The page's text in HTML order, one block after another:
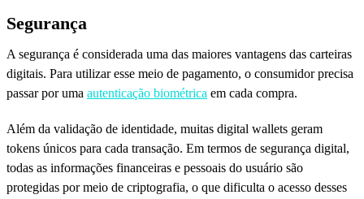
Segurança
A segurança é considerada uma das maiores vantagens das carteiras
digitais. Para utilizar esse meio de pagamento, o consumidor precisa
passar por uma autenticação biométrica em cada compra.
Além da validação de identidade, muitas digital wallets geram
tokens únicos para cada transação. Em termos de segurança digital,
todas as informações financeiras e pessoais do usuário são
protegidas por meio de criptografia, o que dificulta o acesso desses